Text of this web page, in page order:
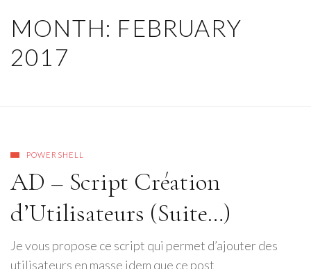
MONTH: FEBRUARY
2017
POWERSHELL
AD – Script Création
d’Utilisateurs (Suite…)
Je vous propose ce script qui permet d’ajouter des
utilisateurs en masse idem que ce post